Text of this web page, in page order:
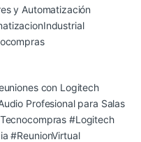
y Automatización
con Logitech
Profesional para Salas
#Logitech
#ReunionVirtual